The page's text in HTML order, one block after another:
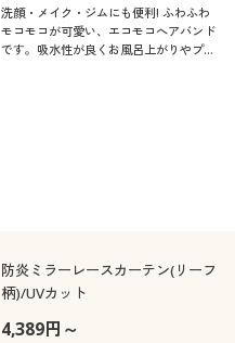
洗顔・メイク・ジムにも便利! ふわふわ
モコモコが可愛い、エコモコへアバンド
です。吸水性が良くお風呂上がりやプー
防炎ミラーレースカーテン(リーフ
柄)/UVカット
4,389円～